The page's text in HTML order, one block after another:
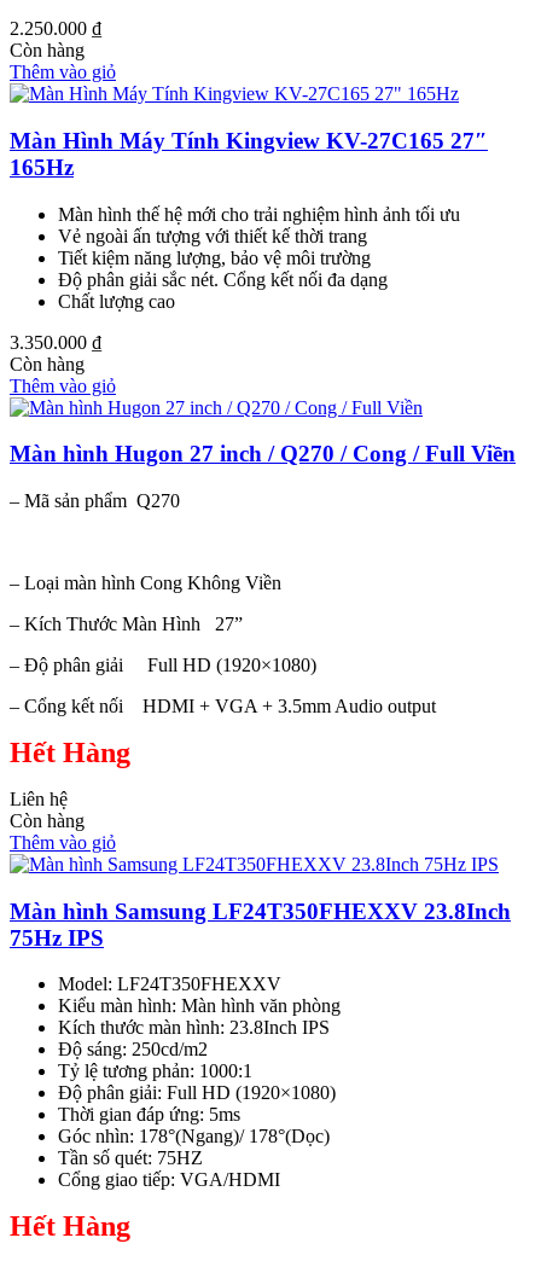
2.250.000 ₫
Còn hàng
Thêm vào giỏ
Màn Hình Máy Tính Kingview KV-27C165 27″
165Hz
Màn hình thế hệ mới cho trải nghiệm hình ảnh tối ưu
Vẻ ngoài ấn tượng với thiết kế thời trang
Tiết kiệm năng lượng, bảo vệ môi trường
Độ phân giải sắc nét. Cổng kết nối đa dạng
Chất lượng cao
3.350.000 ₫
Còn hàng
Thêm vào giỏ
Màn hình Hugon 27 inch / Q270 / Cong / Full Viền
– Mã sản phẩm Q270
– Loại màn hình Cong Không Viền
– Kích Thước Màn Hình 27”
– Độ phân giải Full HD (1920×1080)
– Cổng kết nối HDMI + VGA + 3.5mm Audio output
Hết Hàng
Liên hệ
Còn hàng
Thêm vào giỏ
Màn hình Samsung LF24T350FHEXXV 23.8Inch
75Hz IPS
Model: LF24T350FHEXXV
Kiểu màn hình: Màn hình văn phòng
Kích thước màn hình: 23.8Inch IPS
Độ sáng: 250cd/m2
Tỷ lệ tương phản: 1000:1
Độ phân giải: Full HD (1920×1080)
Thời gian đáp ứng: 5ms
Góc nhìn: 178°(Ngang)/ 178°(Dọc)
Tần số quét: 75HZ
Cổng giao tiếp: VGA/HDMI
Hết Hàng